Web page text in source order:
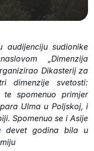
sudionike
„Dimenzija
Dikasterij za
dimenzije svetosti:
spomenuo primjer
Ulma u Poljskoj, i
Spomenuo se i Asije
devet godina bila u